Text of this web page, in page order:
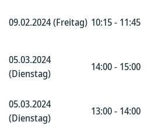
09.02.2024 (Freitag) 10:15 - 11:45
05.03.2024
(Dienstag)
14:00 - 15:00
05.03.2024
(Dienstag)
13:00 - 14:00